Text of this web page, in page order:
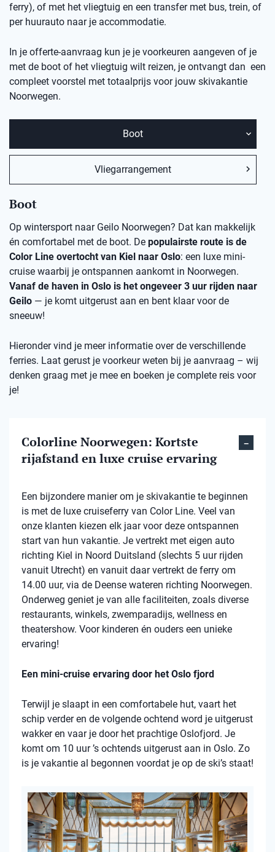
ferry), of met het vliegtuig en een transfer met bus, trein, of
per huurauto naar je accommodatie.
In je offerte-aanvraag kun je je voorkeuren aangeven of je
met de boot of het vliegtuig wilt reizen, je ontvangt dan een
compleet voorstel met totaalprijs voor jouw skivakantie
Noorwegen.
Boot
Vliegarrangement
Boot
Op wintersport naar Geilo Noorwegen? Dat kan makkelijk
én comfortabel met de boot. De populairste route is de
Color Line overtocht van Kiel naar Oslo: een luxe mini-
cruise waarbij je ontspannen aankomt in Noorwegen.
Vanaf de haven in Oslo is het ongeveer 3 uur rijden naar
Geilo — je komt uitgerust aan en bent klaar voor de
sneeuw!
Hieronder vind je meer informatie over de verschillende
ferries. Laat gerust je voorkeur weten bij je aanvraag – wij
denken graag met je mee en boeken je complete reis voor
je!
Colorline Noorwegen: Kortste
rijafstand en luxe cruise ervaring
Een bijzondere manier om je skivakantie te beginnen
is met de luxe cruiseferry van Color Line. Veel van
onze klanten kiezen elk jaar voor deze ontspannen
start van hun vakantie. Je vertrekt met eigen auto
richting Kiel in Noord Duitsland (slechts 5 uur rijden
vanuit Utrecht) en vanuit daar vertrekt de ferry om
14.00 uur, via de Deense wateren richting Noorwegen.
Onderweg geniet je van alle faciliteiten, zoals diverse
restaurants, winkels, zwemparadijs, wellness en
theatershow. Voor kinderen én ouders een unieke
ervaring!
Een mini-cruise ervaring door het Oslo fjord
Terwijl je slaapt in een comfortabele hut, vaart het
schip verder en de volgende ochtend word je uitgerust
wakker en vaar je door het prachtige Oslofjord. Je
komt om 10 uur ’s ochtends uitgerust aan in Oslo. Zo
is je vakantie al begonnen voordat je op de ski’s staat!